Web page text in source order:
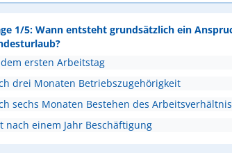
1/5: Wann entsteht grundsätzlich ein
ersten Arbeitstag
drei Monaten Betriebszugehörigkeit
sechs Monaten Bestehen des
nach einem Jahr Beschäftigung